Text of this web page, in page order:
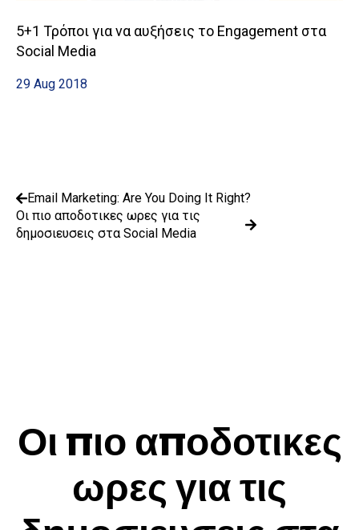
5+1 Τρόποι για να αυξήσεις το Engagement στα
Social Media
29 Aug 2018
Email Marketing: Are You Doing It Right?
Οι πιο αποδοτικες ωρες για τις
δημοσιευσεις στα Social Media
Οι πιο αποδοτικες
ωρες για τις